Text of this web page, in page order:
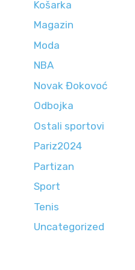
Košarka
Magazin
Moda
NBA
Novak Đokovoć
Odbojka
Ostali sportovi
Pariz2024
Partizan
Sport
Tenis
Uncategorized